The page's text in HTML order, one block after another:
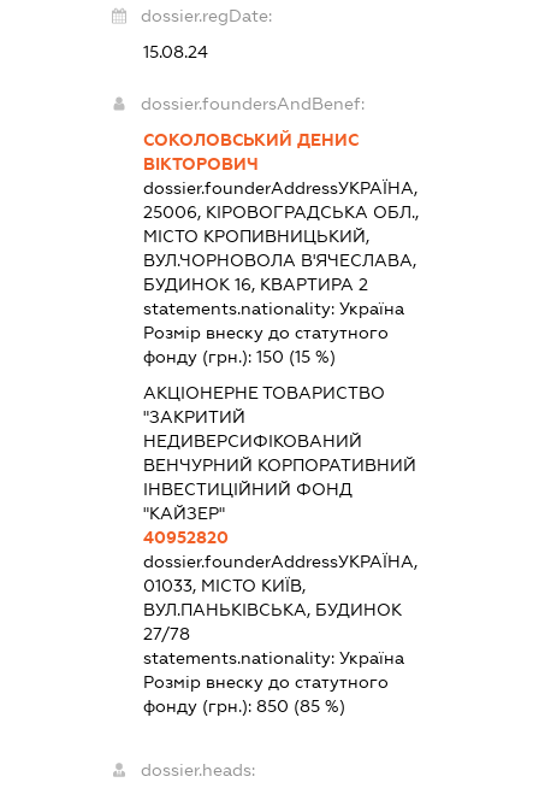
dossier.regDate:
15.08.24
dossier.foundersAndBenef:
СОКОЛОВСЬКИЙ ДЕНИС
ВІКТОРОВИЧ
dossier.founderAddressУКРАЇНА,
25006, КІРОВОГРАДСЬКА ОБЛ.,
МІСТО КРОПИВНИЦЬКИЙ,
ВУЛ.ЧОРНОВОЛА В'ЯЧЕСЛАВА,
БУДИНОК 16, КВАРТИРА 2
statements.nationality: Україна
Розмір внеску до статутного
фонду (грн.): 150 (15 %)
АКЦІОНЕРНЕ ТОВАРИСТВО
"ЗАКРИТИЙ
НЕДИВЕРСИФІКОВАНИЙ
ВЕНЧУРНИЙ КОРПОРАТИВНИЙ
ІНВЕСТИЦІЙНИЙ ФОНД
"КАЙЗЕР"
40952820
dossier.founderAddressУКРАЇНА,
01033, МІСТО КИЇВ,
ВУЛ.ПАНЬКІВСЬКА, БУДИНОК
27/78
statements.nationality: Україна
Розмір внеску до статутного
фонду (грн.): 850 (85 %)
dossier.heads: